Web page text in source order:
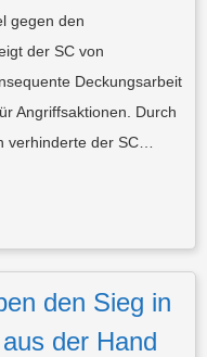
gegen den
der SC von
Deckungsarbeit
Angriffsaktionen. Durch
verhinderte der SC…
den Sieg in
der Hand